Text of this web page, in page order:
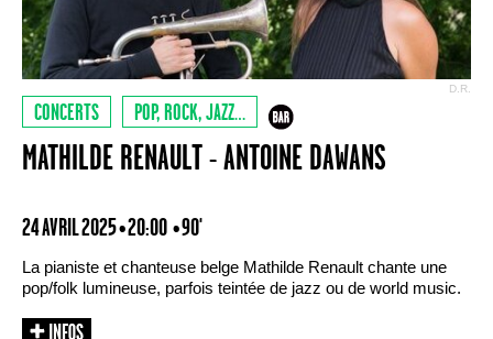
D.R.
CONCERTS POP, ROCK, JAZZ…
MATHILDE RENAULT - ANTOINE DAWANS
24 AVRIL 2025 • 20:00 • 90'
La pianiste et chanteuse belge Mathilde Renault chante une
pop/folk lumineuse, parfois teintée de jazz ou de world music.